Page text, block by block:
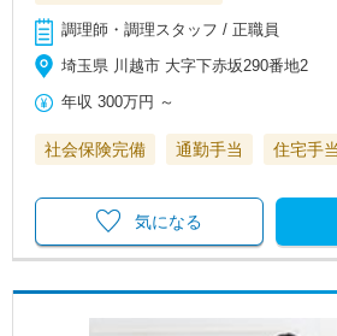
調理師・調理スタッフ / 正職員
埼玉県 川越市 大字下赤坂290番地2
年収 300万円 ～
社会保険完備 通勤手当 住宅手当
気になる